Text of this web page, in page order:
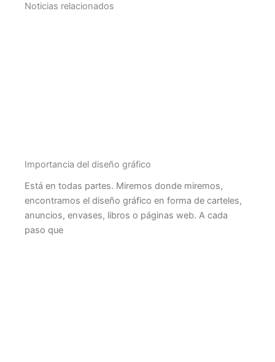
Noticias relacionados
Importancia del diseño gráfico
Está en todas partes. Miremos donde miremos,
encontramos el diseño gráfico en forma de carteles,
anuncios, envases, libros o páginas web. A cada
paso que